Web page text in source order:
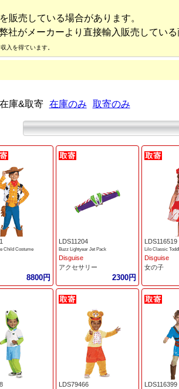
販売している場合があります。
社がメーカーより直接輸入販売している
入を得ています。
在庫&取寄 在庫のみ 取寄のみ
Child Costume
8800円
LDS11204
Buzz Lightyear Jet Pack
Disguise
アクセサリー
2300円
LDS116519
Lilo Classic
Disguise
女の子
LDS79466 LDS116399